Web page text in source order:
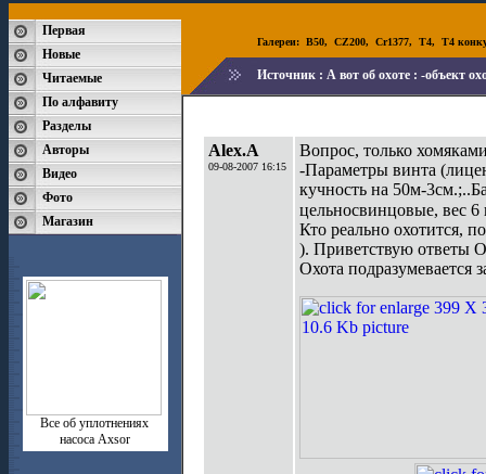
Первая
Новые
Читаемые
По алфавиту
Разделы
Авторы
Видео
Фото
Магазин
Все об уплотнениях
насоса Axsor
Галереи: B50, CZ200, Cr1377, T4, T4
Источник : А вот об охоте : -объект
Alex.A
09-08-2007 16:15
Вопрос, только
-Параметры винта
кучность на 50м-
цельносвинцовые, вес
Кто реально охотится,
). Приветствую
Охота подразумевается